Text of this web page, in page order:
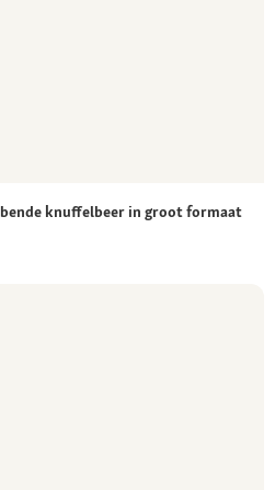
knuffelbeer in groot formaat